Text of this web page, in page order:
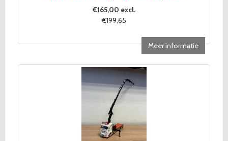
€165,00 excl.
€199,65
Meer informatie